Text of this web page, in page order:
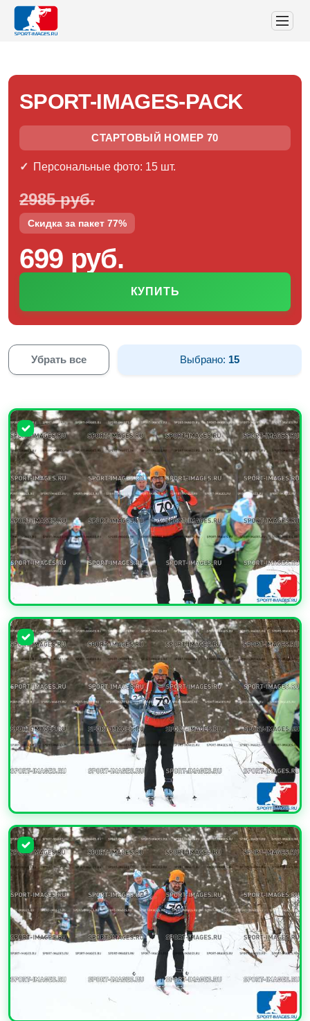
SPORT-IMAGES-PACK
СТАРТОВЫЙ НОМЕР 70
Персональные фото: 15 шт.
2985 руб.
Скидка за пакет 77%
699 руб.
КУПИТЬ
Убрать все Выбрано: 15
УВЕЛИЧИТЬ
УВЕЛИЧИТЬ